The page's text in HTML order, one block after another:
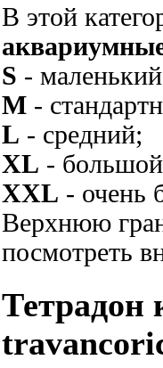
В этой
S -
M -
L - средний;
XL -
XXL - очень
Верхнюю
посмотреть
Тетрадон